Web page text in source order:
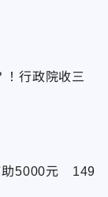
！行政院收三
助5000元 149